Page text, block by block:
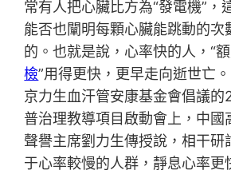
常有人把心臟比方為“發電機”，
能否也闡明每顆心臟能跳動的次
的。也就是說，心率快的人，“
檢”用得更快，更早走向逝世亡
京力生血汗管安康基金會倡議
普治理教導項目啟動會上，中國
聲譽主席劉力生傳授說，相干研
于心率較慢的人群，靜息心率更